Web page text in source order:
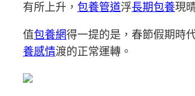
有所上升， 包養管道浮長期包養現
值包養網得一提的是，春節假期時
養感情渡的正常運轉。